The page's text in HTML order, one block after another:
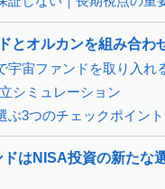
とオルカンを組み合わ
宇宙ファンドを取り入れ
シミュレーション
ぶ3つのチェックポイント
はNISA投資の新たな